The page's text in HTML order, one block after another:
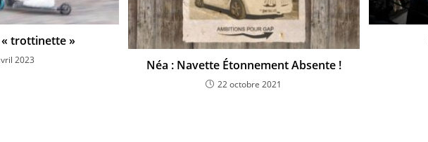
trottinette »
2023 Néa : Navette Étonnement Absente !
22 octobre 2021